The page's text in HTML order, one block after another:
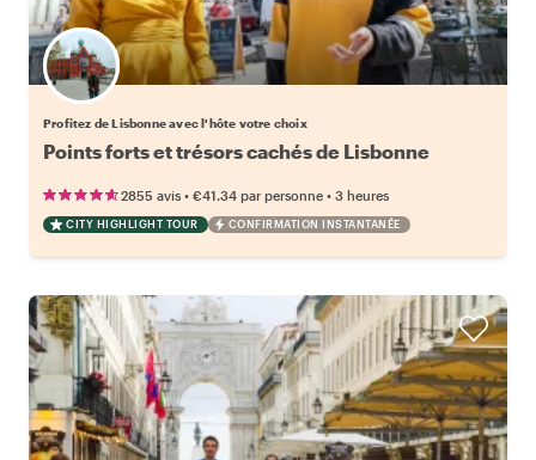
Choisissez votre local favori
Profitez de Lisbonne avec l'hôte votre choix
Points forts et trésors cachés de Lisbonne
2855 avis • €41.34 par personne • 3 heures
CITY HIGHLIGHT TOUR CONFIRMATION INSTANTANÉE